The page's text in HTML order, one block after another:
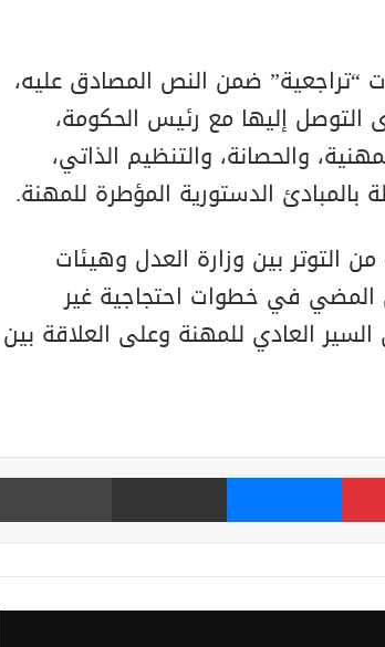
“تراجعية” ضمن النص المصادق عليه،
إليها مع رئيس الحكومة،
والحصانة، والتنظيم الذاتي،
الدستورية المؤطرة للمهنة.
التوتر بين وزارة العدل وهيئات
المضي في خطوات احتجاجية غير
العادي للمهنة وعلى العلاقة بين
بينتيريست ماسنجر مشاركة عبر البريد